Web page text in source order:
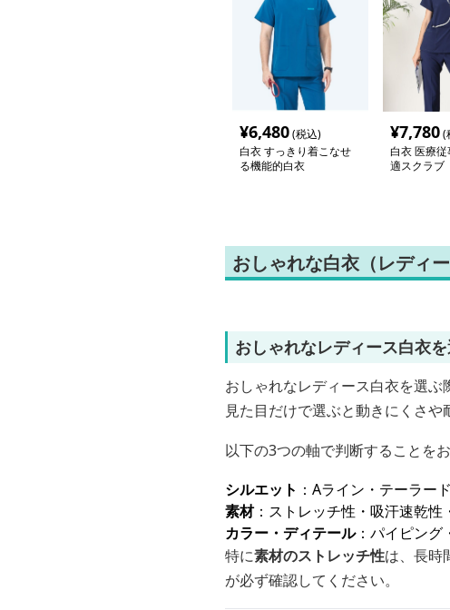
¥6,480(税込)
白衣 すっきり着こなせ
る機能的白衣
¥7,780(
白衣 医療
適スクラブ
おしゃれな白衣（レディ
おしゃれなレディース白衣
おしゃれなレディース白衣を選ぶ
見た目だけで選ぶと動きにくさ
以下の3つの軸で判断することをお
シルエット ：Aライン・テーラー
素材：ストレッチ性・吸汗速乾性
カラー・ディテール：パイピング
特に素材のストレッチ性は、長時
が必ず確認してください。